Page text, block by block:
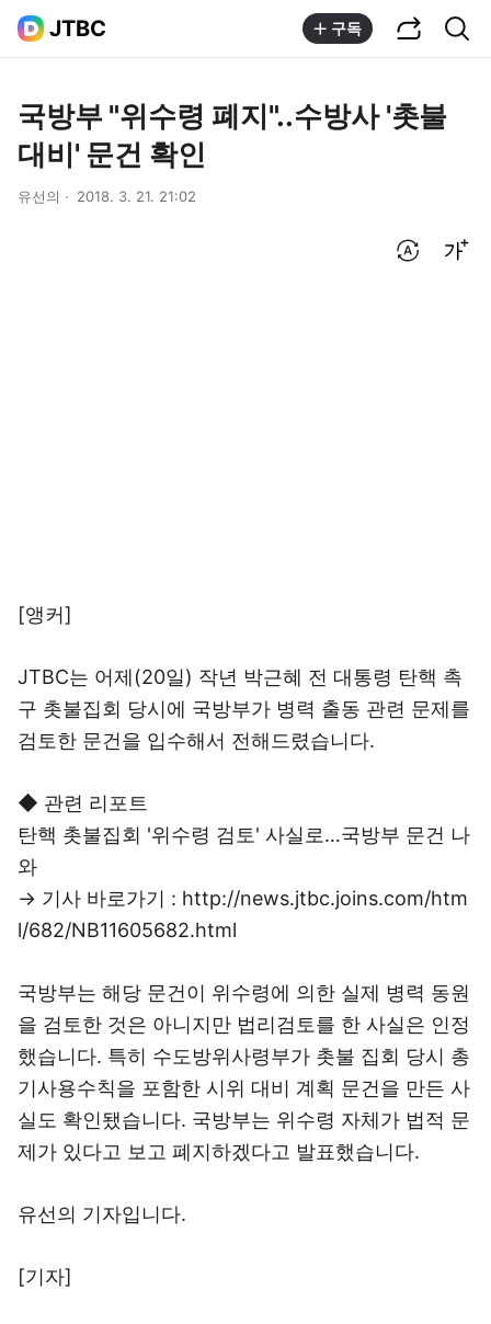
JTBC 구독
국방부 "위수령 폐지"..수방사 '촛불
대비' 문건 확인
유선의 2018. 3. 21. 21:02
[앵커]
JTBC는 어제(20일) 작년 박근혜 전 대통령 탄핵 촉
구 촛불집회 당시에 국방부가 병력 출동 관련 문제를
검토한 문건을 입수해서 전해드렸습니다.
◆ 관련 리포트
탄핵 촛불집회 '위수령 검토' 사실로…국방부 문건 나
와
→ 기사 바로가기 : http://news.jtbc.joins.com/htm
l/682/NB11605682.html
국방부는 해당 문건이 위수령에 의한 실제 병력 동원
을 검토한 것은 아니지만 법리검토를 한 사실은 인정
했습니다. 특히 수도방위사령부가 촛불 집회 당시 총
기사용수칙을 포함한 시위 대비 계획 문건을 만든 사
실도 확인됐습니다. 국방부는 위수령 자체가 법적 문
제가 있다고 보고 폐지하겠다고 발표했습니다.
유선의 기자입니다.
[기자]